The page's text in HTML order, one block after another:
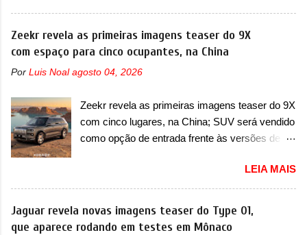
imagens teaser, se percebe que o sedã contará
com um novo para-choque na dianteira. Ele
passa a trazer um vinco horizontal mais
destacado que atravessa toda a dianteira do
faróis. Ele ainda possui um espaço para a placa
novo abaixo do vinco e uma nova entrada de ar
Registradas no Ministério da Indústria e
Tecnologia da Informação, o MIIT, a BYD Xia é
uma nova minivan que a marca chinesa
apresentará aos consumidores chineses para
além da minivan conhecida como Song Max.
(PHEV), a nova minivan vai colocar a marca
para concorrer com uma série de outras
minivans de porte similar, visto que por lá o
várias opções). Em termos de design, a Xia se
destaca por trazer uma dianteira com faróis
retangulares e inclinados. Os faróis possuem
projetores em LED e uma parte superior com
Zeekr revela as primeiras imagens teaser do 9X
com espaço para cinco ocupantes, na China
Por Luis Noal agosto 04, 2026
Zeekr revela as primeiras imagens teaser do 9X
com cinco lugares, na China; SUV será vendido
como opção de entrada frente às versões de
uma configuração mais simples para os
interessados no 9X, na China. O SUV topo de
linha da marca poderá ser vendido com uma
opção de cinco lugares, que ficará posicionada
LEIA MAIS
Jaguar revela novas imagens teaser do Type 01,
que aparece rodando em testes em Mônaco